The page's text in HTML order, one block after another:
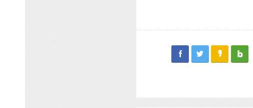
facebooktwitterkakaostory
blog